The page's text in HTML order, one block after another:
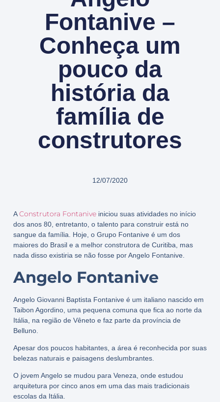
Fontanive –
Conheça um
pouco da
história da
família de
construtores
12/07/2020
AConstrutora Fontaniveiniciou suas atividades no início
dos anos 80, entretanto, o talento para construir está no
sangue da família. Hoje, o Grupo Fontanive é um dos
maiores do Brasil e a melhor construtora de Curitiba, mas
nada disso existiria se não fosse por Angelo Fontanive.
Angelo Fontanive
Angelo Giovanni Baptista Fontanive é um italiano nascido em
Taibon Agordino, uma pequena comuna que fica ao norte da
Itália, na região de Vêneto e faz parte da província de
Belluno.
Apesar dos poucos habitantes, a área é reconhecida por suas
belezas naturais e paisagens deslumbrantes.
O jovem Angelo se mudou para Veneza, onde estudou
arquitetura por cinco anos em uma das mais tradicionais
escolas da Itália.